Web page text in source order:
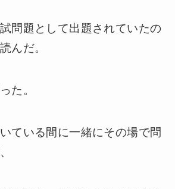
問題として出題されていたの
んだ。
た。
ている間に一緒にその場で問